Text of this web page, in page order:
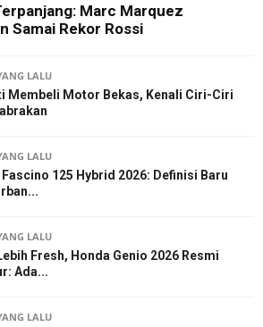
Marc Marquez
Samai Rekor Rossi
LALU
Membeli Motor Bekas, Kenali Ciri-Ciri
LALU
Fascino 125 Hybrid 2026: Definisi Baru
LALU
Fresh, Honda Genio 2026 Resmi
Ada...
LALU